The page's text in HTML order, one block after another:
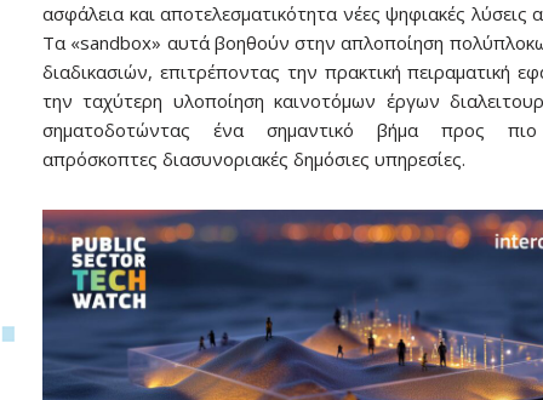
ασφάλεια και αποτελεσματικότητα νέες ψηφιακές λύσεις
Τα «sandbox» αυτά βοηθούν στην απλοποίηση
διαδικασιών, επιτρέποντας την πρακτική πειραματική
την ταχύτερη υλοποίηση καινοτόμων έργων
σηματοδοτώντας ένα σημαντικό βήμα προς πιο
απρόσκοπτες διασυνοριακές δημόσιες υπηρεσίες.